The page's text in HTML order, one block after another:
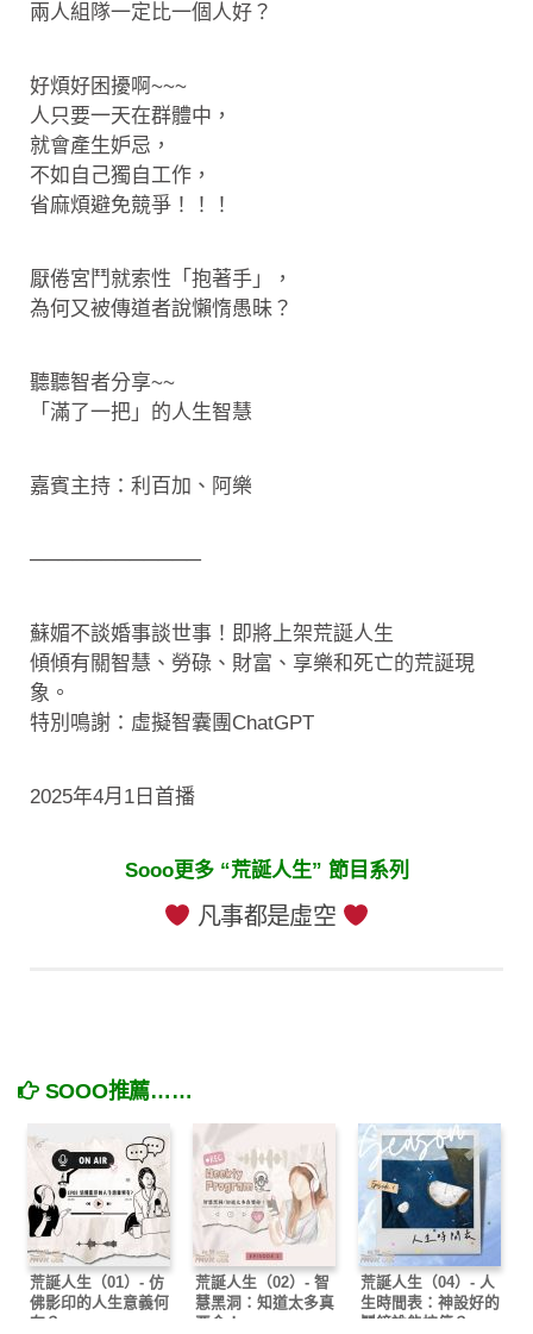
兩人組隊一定比一個人好？
好煩好困擾啊~~~
人只要一天在群體中，
就會產生妒忌，
不如自己獨自工作，
省麻煩避免競爭！！！
厭倦宮鬥就索性「抱著手」，
為何又被傳道者說懶惰愚昧？
聽聽智者分享~~
「滿了一把」的人生智慧
嘉賓主持：利百加、阿樂
────────────
蘇媚不談婚事談世事！即將上架荒誕人生
傾傾有關智慧、勞碌、財富、享樂和死亡的荒誕現
象。
特別鳴謝：虛擬智囊團ChatGPT
2025年4月1日首播
Sooo更多 “荒誕人生” 節目系列
凡事都是虛空
SOOO推薦……
荒誕人生（01）- 仿
佛影印的人生意義何
在？
荒誕人生（02）- 智
慧黑洞：知道太多真
要命！
荒誕人生（04）- 人
生時間表：神設好的
鬧鐘誰能按停？